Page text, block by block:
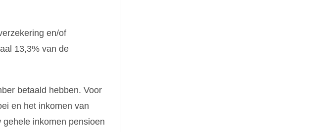
en/of
13,3% van de
betaald hebben. Voor
en het inkomen van
inkomen pensioen